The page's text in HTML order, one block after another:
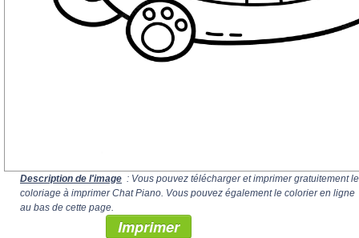
Description de l'image : Vous pouvez télécharger et imprimer gratuitement le
coloriage à imprimer Chat Piano. Vous pouvez également le colorier en ligne
au bas de cette page.
Imprimer